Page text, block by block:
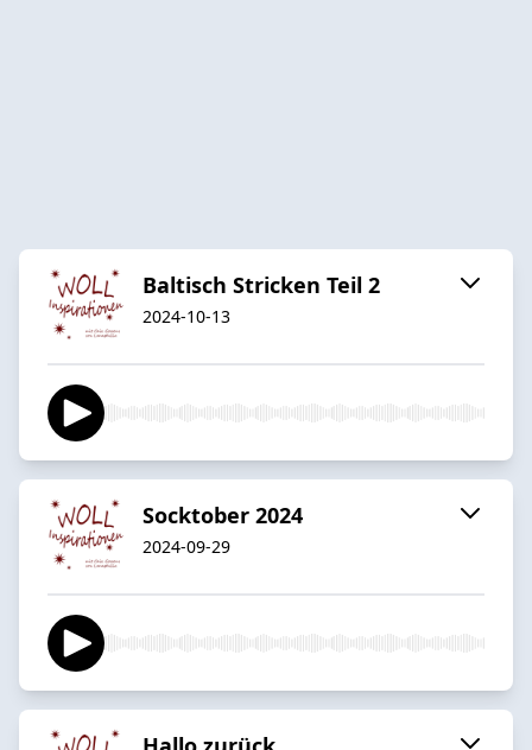
Baltisch Stricken Teil 2
2024-10-13
Socktober 2024
2024-09-29